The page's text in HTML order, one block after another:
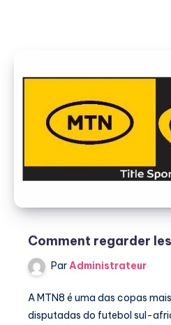
Comment regarder
ParAdministrateur
A MTN8 é uma das copas
disputadas do futebol sul-